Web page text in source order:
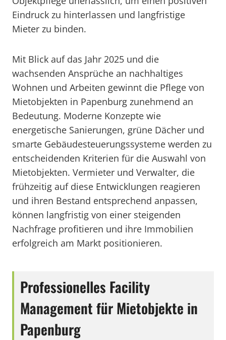
Eindruck zu hinterlassen und langfristige
Mieter zu binden.
Mit Blick auf das Jahr 2025 und die
wachsenden Ansprüche an nachhaltiges
Wohnen und Arbeiten gewinnt die Pflege von
Mietobjekten in Papenburg zunehmend an
Bedeutung. Moderne Konzepte wie
energetische Sanierungen, grüne Dächer und
smarte Gebäudesteuerungssysteme werden zu
entscheidenden Kriterien für die Auswahl von
Mietobjekten. Vermieter und Verwalter, die
frühzeitig auf diese Entwicklungen reagieren
und ihren Bestand entsprechend anpassen,
können langfristig von einer steigenden
Nachfrage profitieren und ihre Immobilien
erfolgreich am Markt positionieren.
Professionelles Facility
Management für Mietobjekte in
Papenburg